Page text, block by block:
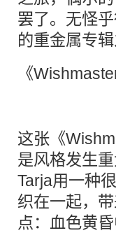
罢了。无怪
的重金属专辑
《
这张《
是风格发生
Tarja用一种
织在一起，
点：血色黄